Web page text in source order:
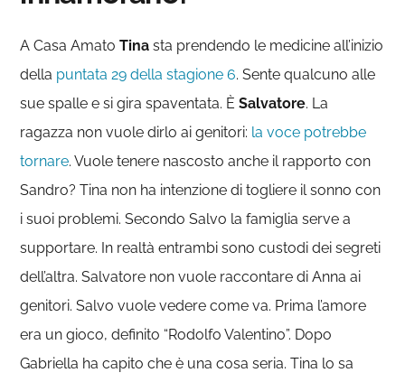
A Casa AmatoTina sta prendendo le medicine all’inizio
della puntata 29 della stagione 6. Sente qualcuno alle
sue spalle e si gira spaventata. ÈSalvatore. La
ragazza non vuole dirlo ai genitori: la voce potrebbe
tornare. Vuole tenere nascosto anche il rapporto con
Sandro? Tina non ha intenzione di togliere il sonno con
i suoi problemi. Secondo Salvo la famiglia serve a
supportare. In realtà entrambi sono custodi dei segreti
dell’altra. Salvatore non vuole raccontare di Anna ai
genitori. Salvo vuole vedere come va. Prima l’amore
era un gioco, definito “Rodolfo Valentino”. Dopo
Gabriella ha capito che è una cosa seria. Tina lo sa